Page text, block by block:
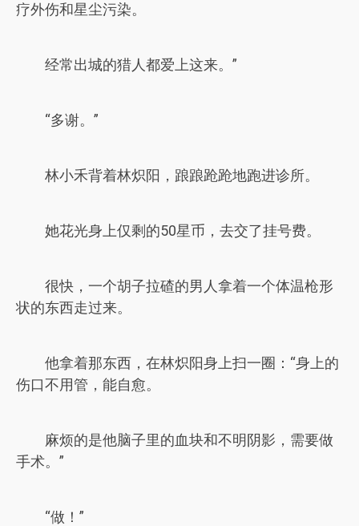
疗外伤和星尘污染。
经常出城的猎人都爱上这来。”
“多谢。”
林小禾背着林炽阳，踉踉跄跄地跑进诊所。
她花光身上仅剩的50星币，去交了挂号费。
很快，一个胡子拉碴的男人拿着一个体温枪形
状的东西走过来。
他拿着那东西，在林炽阳身上扫一圈：“身上的
伤口不用管，能自愈。
麻烦的是他脑子里的血块和不明阴影，需要做
手术。”
“做！”